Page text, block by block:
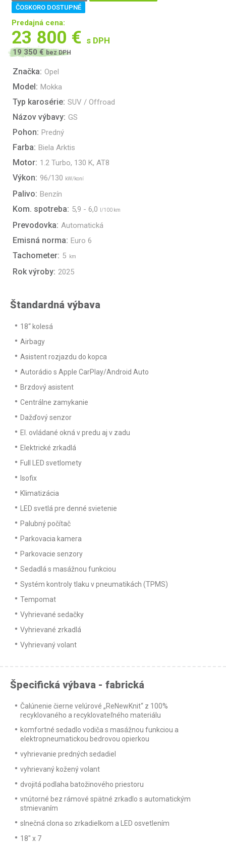
ČOSKORO DOSTUPNÉ
Predajná cena:
23 800 € s DPH
19 350 €bez DPH
Značka: Opel
Model: Mokka
Typ karosérie: SUV / Offroad
Názov výbavy: GS
Pohon: Predný
Farba: Biela Arktis
Motor: 1.2 Turbo, 130 K, AT8
Výkon: 96/130 kW/koní
Palivo: Benzín
Kom. spotreba: 5,9 - 6,0 l/100 km
Prevodovka: Automatická
Emisná norma: Euro 6
Tachometer: 5 km
Rok výroby: 2025
Štandardná výbava
18“ kolesá
Airbagy
Asistent rozjazdu do kopca
Autorádio s Apple CarPlay/Android Auto
Brzdový asistent
Centrálne zamykanie
Dažďový senzor
El. ovládané okná v predu aj v zadu
Elektrické zrkadlá
Full LED svetlomety
Isofix
Klimatizácia
LED svetlá pre denné svietenie
Palubný počítač
Parkovacia kamera
Parkovacie senzory
Sedadlá s masážnou funkciou
Systém kontroly tlaku v pneumatikách (TPMS)
Tempomat
Vyhrievané sedačky
Vyhrievané zrkadlá
Vyhrievaný volant
Špecifická výbava - fabrická
Čalúnenie čierne velúrové „ReNewKnit“ z 100%
recyklovaného a recyklovateľného materiálu
komfortné sedadlo vodiča s masážnou funkciou a
elektropneumatickou bedrovou opierkou
vyhrievanie predných sedadiel
vyhrievaný kožený volant
dvojitá podlaha batožinového priestoru
vnútorné bez rámové spätné zrkadlo s automatickým
stmievaním
slnečná clona so zrkadielkom a LED osvetlením
18" x 7